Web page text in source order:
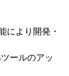
により開発・
ツールのアッ